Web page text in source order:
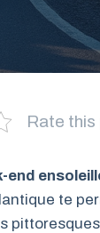
Rate
end
te